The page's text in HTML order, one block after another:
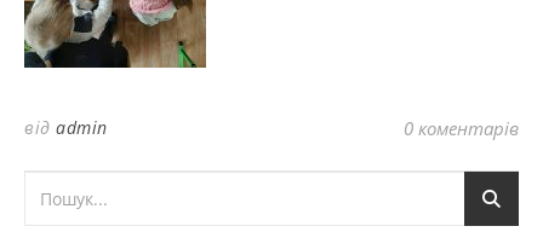
від admin 0 коментарів